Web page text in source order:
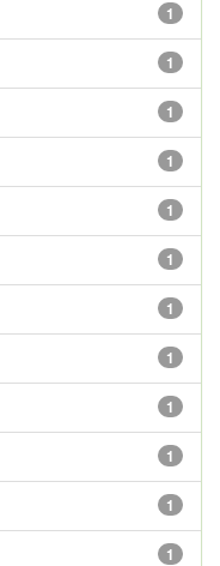
1
1
1
1
1
1
1
1
1
1
1
1